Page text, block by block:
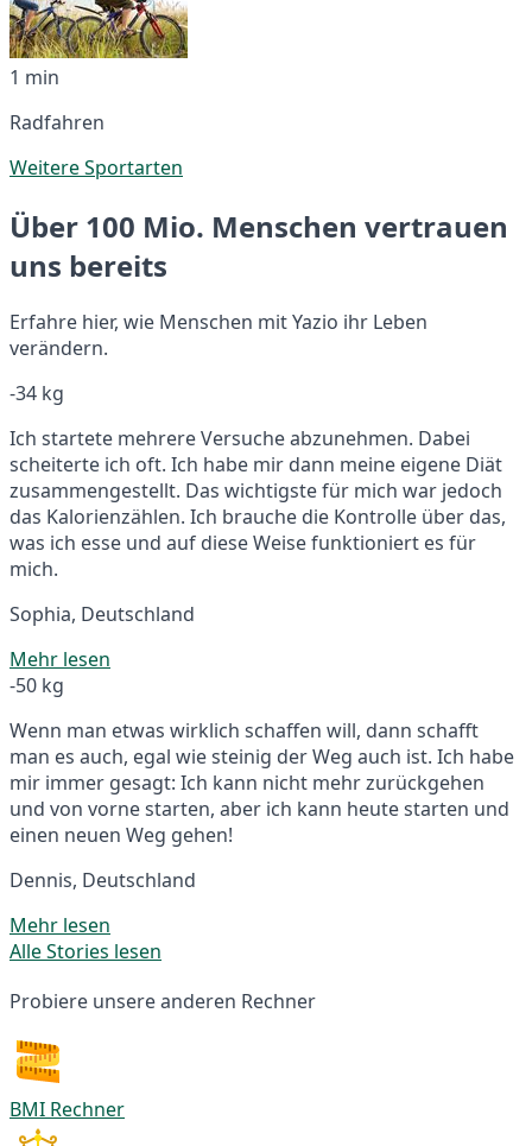
1 min
Radfahren
Weitere Sportarten
Über 100 Mio. Menschen vertrauen
uns bereits
Erfahre hier, wie Menschen mit Yazio ihr Leben
verändern.
-34 kg
Ich startete mehrere Versuche abzunehmen. Dabei
scheiterte ich oft. Ich habe mir dann meine eigene Diät
zusammengestellt. Das wichtigste für mich war jedoch
das Kalorienzählen. Ich brauche die Kontrolle über das,
was ich esse und auf diese Weise funktioniert es für
mich.
Sophia, Deutschland
Mehr lesen
-50 kg
Wenn man etwas wirklich schaffen will, dann schafft
man es auch, egal wie steinig der Weg auch ist. Ich habe
mir immer gesagt: Ich kann nicht mehr zurückgehen
und von vorne starten, aber ich kann heute starten und
einen neuen Weg gehen!
Dennis, Deutschland
Mehr lesen
Alle Stories lesen
Probiere unsere anderen Rechner
BMI Rechner